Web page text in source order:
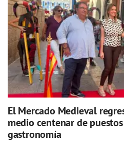
El Mercado Medieval
medio centenar de
gastronomía